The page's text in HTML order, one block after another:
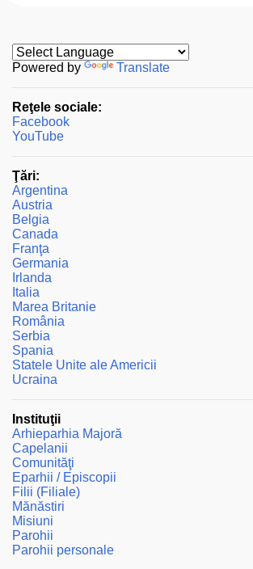
t
a
i
i
Powered by Translate
Reţele sociale:
Facebook
YouTube
Ţări:
Argentina
Austria
Belgia
Canada
Franţa
Germania
Irlanda
Italia
Marea Britanie
România
Serbia
Spania
Statele Unite ale Americii
Ucraina
Instituţii
Arhieparhia Majoră
Capelanii
Comunităţi
Eparhii / Episcopii
Filii (Filiale)
Mănăstiri
Misiuni
Parohii
Parohii personale